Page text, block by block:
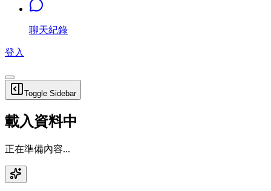
聊天紀錄
登入
Toggle Sidebar
載入資料中
正在準備內容...